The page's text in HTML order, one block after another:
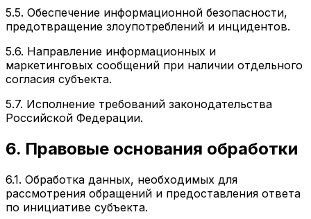
5.5. Обеспечение информационной безопасности,
предотвращение злоупотреблений и инцидентов.
5.6. Направление информационных и
маркетинговых сообщений при наличии отдельного
согласия субъекта.
5.7. Исполнение требований законодательства
Российской Федерации.
6. Правовые основания обработки
6.1. Обработка данных, необходимых для
рассмотрения обращений и предоставления ответа
по инициативе субъекта.